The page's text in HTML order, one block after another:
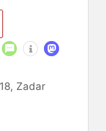
, Zadar